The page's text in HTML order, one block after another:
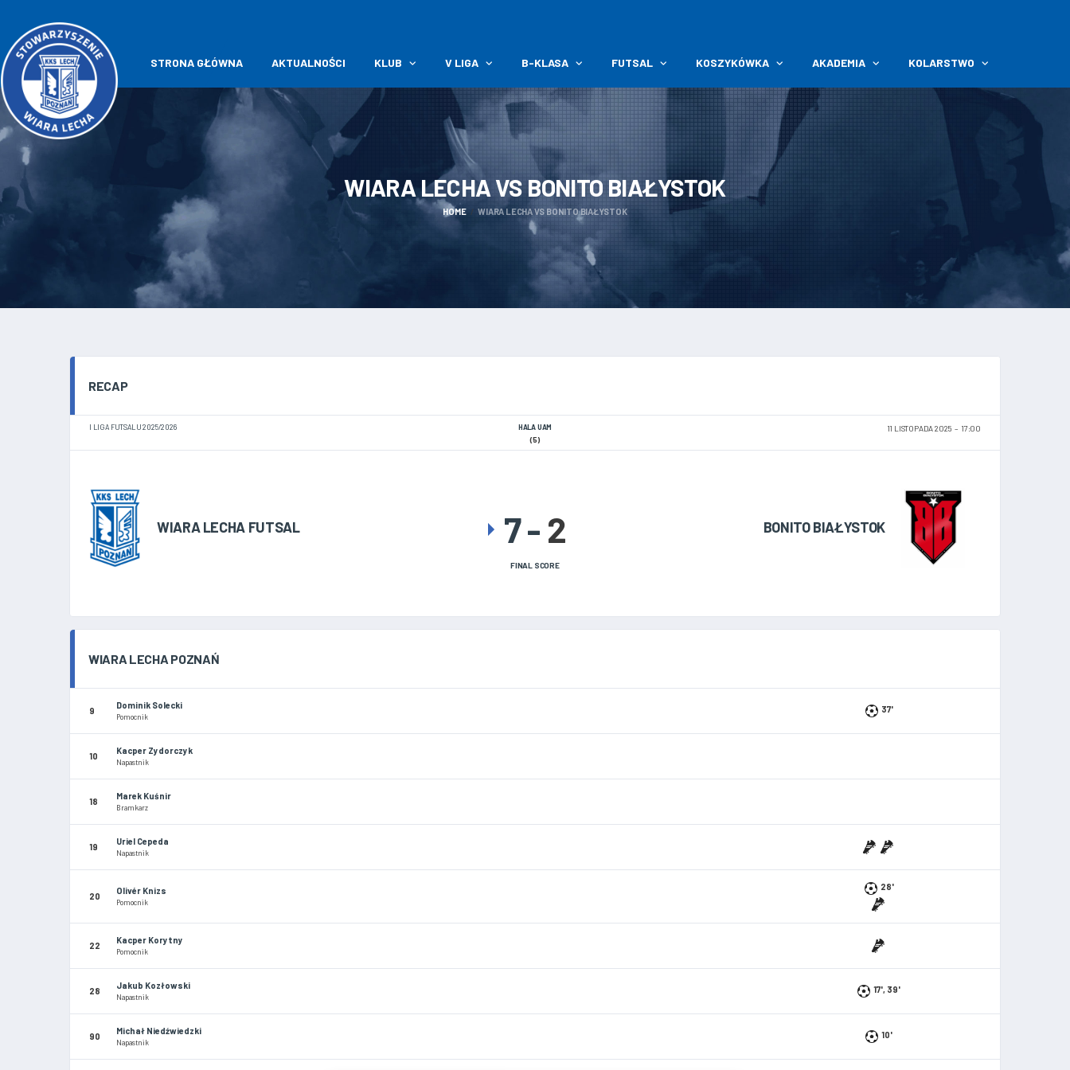
STRONA GŁÓWNA AKTUALNOŚCI KLUB V LIGA B-KLASA FUTSAL KOSZYKÓWKA AKADEMIA KOLARSTWO
WIARA LECHA VS BONITOBIAŁYSTOK
HOME WIARA LECHA VS BONITO BIAŁYSTOK
RECAP
I LIGA FUTSALU 2025/2026 HALA UAM 11 LISTOPADA 2025
17:00
(5)
WIARA LECHA FUTSAL BONITO BIAŁYSTOK
7- 2
FINAL SCORE
WIARA LECHA POZNAŃ
9
Dominik Solecki
Pomocnik
37'
10
Kacper Zydorczyk
Napastnik
18
Marek Kuśnir
Bramkarz
19
Uriel Cepeda
Napastnik
20
Olivér Knizs
Pomocnik
28'
22
Kacper Korytny
Pomocnik
28
Jakub Kozłowski
Napastnik
17', 39'
90
Michał Niedźwiedzki
Napastnik
10'